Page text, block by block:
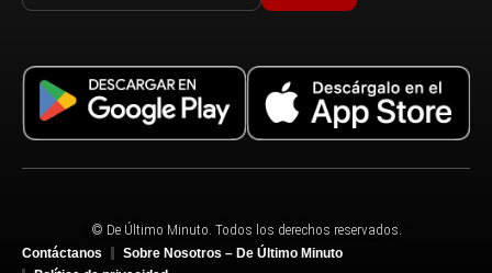
© De Último Minuto. Todos los derechos reservados.
Contáctanos
Sobre Nosotros – De Último Minuto